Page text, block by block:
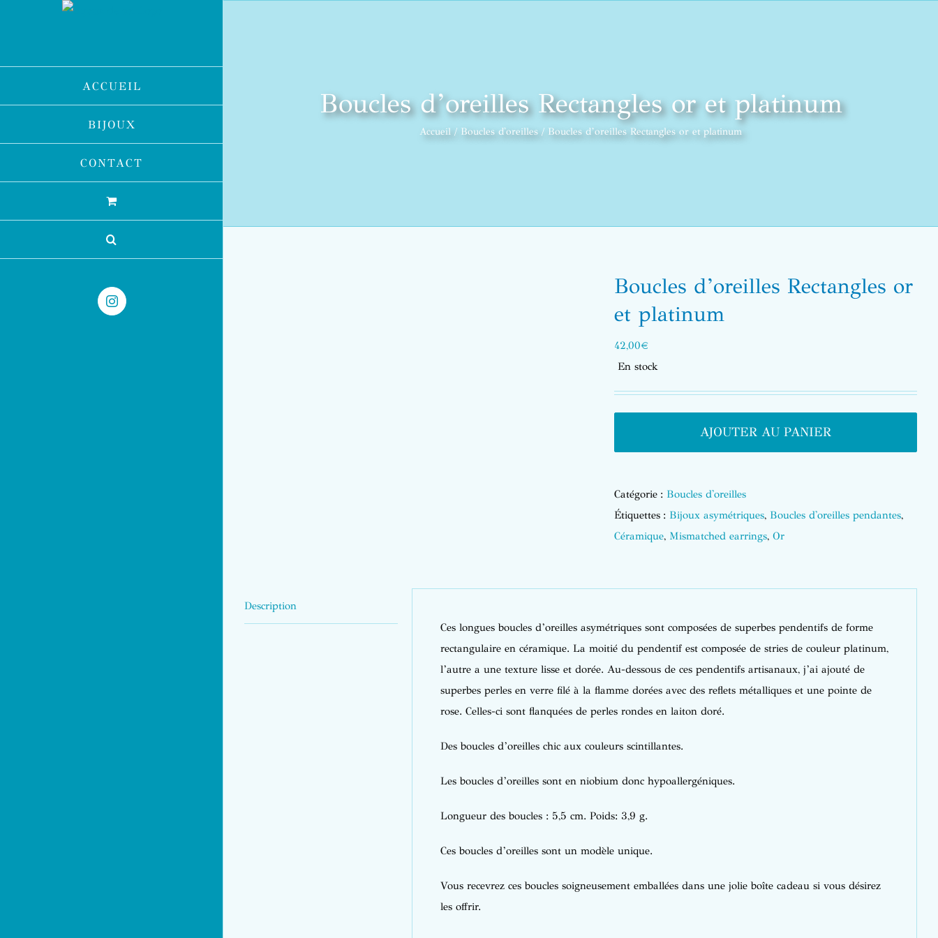
ACCUEIL
BIJOUX
CONTACT
Instagram
Boucles d’oreilles Rectangles or et platinum
Accueil Boucles d'oreilles Boucles d’oreilles Rectangles or et platinum
Boucles d’oreilles Rectangles or
et platinum
42,00€
En stock
AJOUTER AU PANIER
Catégorie : Boucles d'oreilles
Étiquettes : Bijoux asymétriques, Boucles d'oreilles pendantes,
Céramique, Mismatched earrings, Or
Description
Ces longues boucles d’oreilles asymétriques sont composées de superbes pendentifs de forme
rectangulaire en céramique. La moitié du pendentif est composée de stries de couleur platinum,
l’autre a une texture lisse et dorée. Au-dessous de ces pendentifs artisanaux, j’ai ajouté de
superbes perles en verre filé à la flamme dorées avec des reflets métalliques et une pointe de
rose. Celles-ci sont flanquées de perles rondes en laiton doré.
Des boucles d’oreilles chic aux couleurs scintillantes.
Les boucles d’oreilles sont en niobium donc hypoallergéniques.
Longueur des boucles : 5,5 cm. Poids: 3,9 g.
Ces boucles d’oreilles sont un modèle unique.
Vous recevrez ces boucles soigneusement emballées dans une jolie boîte cadeau si vous désirez
les offrir.